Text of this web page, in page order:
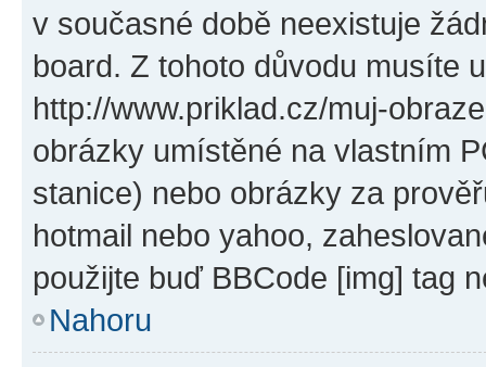
v současné době neexistuje
board. Z tohoto důvodu musíte
http://www.priklad.cz/muj-
obrázky umístěné na vlastním
stanice) nebo obrázky za
hotmail nebo yahoo,
použijte buď BBCode [img] tag
Nahoru